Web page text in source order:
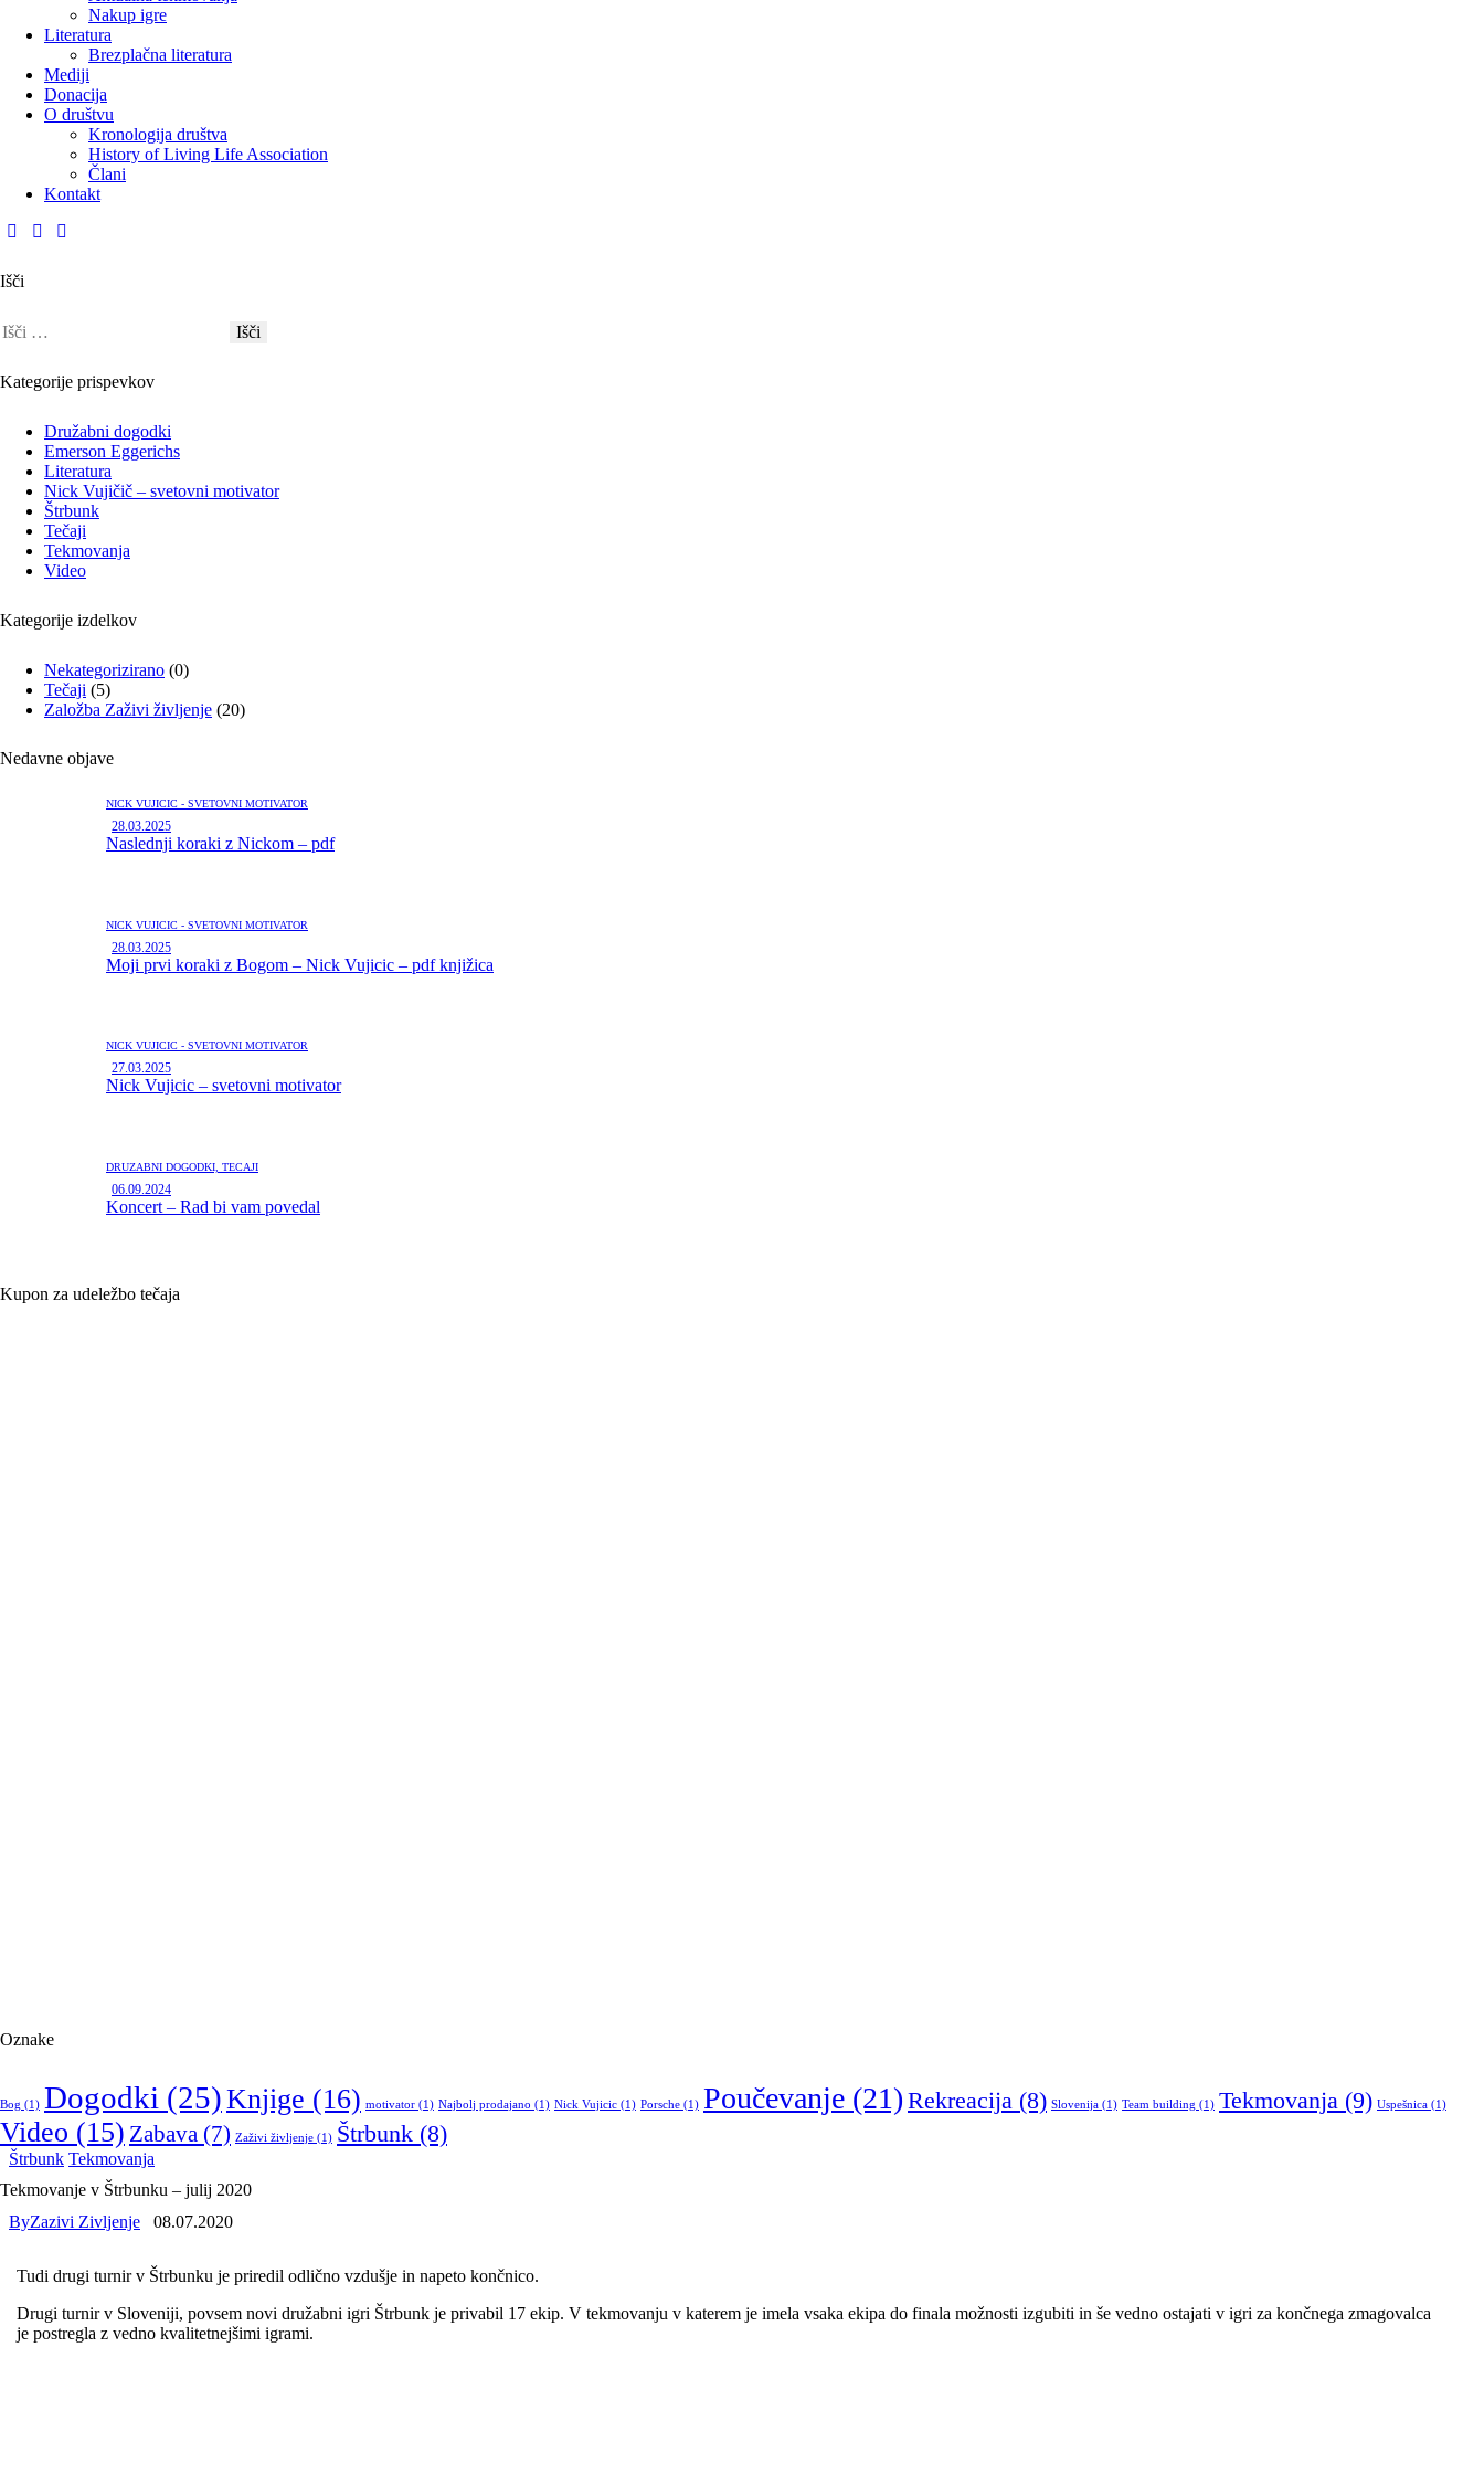
Nakup igre
Literatura
Brezplačna literatura
Mediji
Donacija
O društvu
Kronologija društva
History of Living Life Association
Člani
Kontakt
Išči
Kategorije prispevkov
Družabni dogodki
Emerson Eggerichs
Literatura
Nick Vujičič – svetovni motivator
Štrbunk
Tečaji
Tekmovanja
Video
Kategorije izdelkov
Nekategorizirano (0)
Tečaji (5)
Založba Zaživi življenje (20)
Nedavne objave
NICK VUJIČIČ - SVETOVNI MOTIVATOR
28.03.2025
Naslednji koraki z Nickom – pdf
NICK VUJIČIČ - SVETOVNI MOTIVATOR
28.03.2025
Moji prvi koraki z Bogom – Nick Vujicic – pdf knjižica
NICK VUJIČIČ - SVETOVNI MOTIVATOR
27.03.2025
Nick Vujicic – svetovni motivator
DRUŽABNI DOGODKI, TEČAJI
06.09.2024
Koncert – Rad bi vam povedal
Kupon za udeležbo tečaja
Oznake
Bog (1) Dogodki (25)Knjige (16) motivator (1) Najbolj prodajano (1) Nick Vujicic (1) Porsche (1) Poučevanje (21) Rekreacija (8) Slovenija (1) Team building (1) Tekmovanja (9) Uspešnica (1)
Video (15) Zabava (7) Zaživi življenje (1) Štrbunk (8)
Štrbunk Tekmovanja
Tekmovanje v Štrbunku – julij 2020
ByZazivi Zivljenje 08.07.2020
Tudi drugi turnir v Štrbunku je priredil odlično vzdušje in napeto končnico.
Drugi turnir v Sloveniji, povsem novi družabni igri Štrbunk je privabil 17 ekip. V tekmovanju v katerem je imela vsaka ekipa do finala možnosti izgubiti in še vedno ostajati v igri za končnega zmagovalca
je postregla z vedno kvalitetnejšimi igrami.